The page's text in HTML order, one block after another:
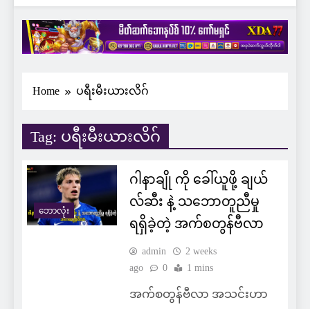
Home ပရီးမီးယားလိဂ်
Tag: ပရီးမီးယားလိဂ်
ဘောလုံး
ဂါနာချို ကို ခေါ်ယူဖို့ ချယ်
လ်ဆီး နဲ့ သဘောတူညီမှု
ရရှိခဲ့တဲ့ အက်စတွန်ဗီလာ
admin
2 weeks
ago
0 1 mins
အက်စတွန်ဗီလာ အသင်းဟာ